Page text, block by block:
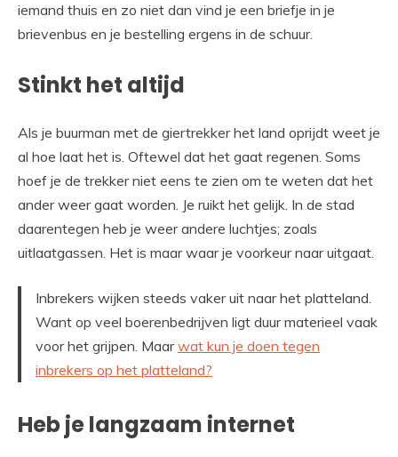
iemand thuis en zo niet dan vind je een briefje in je
brievenbus en je bestelling ergens in de schuur.
Stinkt het altijd
Als je buurman met de giertrekker het land oprijdt weet je
al hoe laat het is. Oftewel dat het gaat regenen. Soms
hoef je de trekker niet eens te zien om te weten dat het
ander weer gaat worden. Je ruikt het gelijk. In de stad
daarentegen heb je weer andere luchtjes; zoals
uitlaatgassen. Het is maar waar je voorkeur naar uitgaat.
Inbrekers wijken steeds vaker uit naar het platteland.
Want op veel boerenbedrijven ligt duur materieel vaak
voor het grijpen. Maarwat kun je doen tegen
inbrekers op het platteland?
Heb je langzaam internet